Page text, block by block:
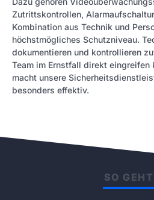
Zutrittskontrollen,
Kombination aus Technik und
höchstmögliches Schutzniveau.
dokumentieren und kontrollieren
Team im Ernstfall direkt eingreifen
macht unsere
besonders effektiv.
SO